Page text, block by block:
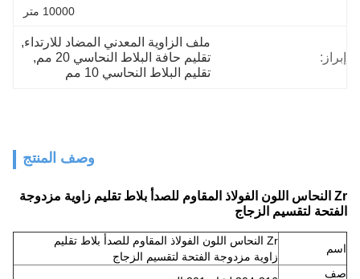
10000 متر
إبراز:
ملف الزاوية المعدني المضاد للارتداء,
تقليم حافة البلاط النحاسي 20 مم
,
تقليم البلاط النحاسي 10 مم
وصف المنتج
Zr النحاس اللون الفولاذ المقاوم للصدأ بلاط تقليم زاوية مزدوجة
الفتحة لتقسيم الزجاج
اسم
Zr النحاس اللون الفولاذ المقاوم للصدأ بلاط تقليم
زاوية مزدوجة الفتحة لتقسيم الزجاج
صف